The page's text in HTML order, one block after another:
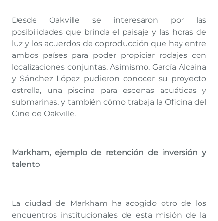
Desde Oakville se interesaron por las
posibilidades que brinda el paisaje y las horas de
luz y los acuerdos de coproducción que hay entre
ambos países para poder propiciar rodajes con
localizaciones conjuntas. Asimismo, García Alcaina
y Sánchez López pudieron conocer su proyecto
estrella, una piscina para escenas acuáticas y
submarinas, y también cómo trabaja la Oficina del
Cine de Oakville.
Markham, ejemplo de retención de inversión y
talento
La ciudad de Markham ha acogido otro de los
encuentros institucionales de esta misión de la